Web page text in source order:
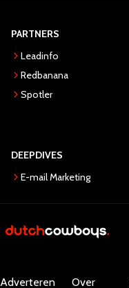
PARTNERS
Leadinfo
Redbanana
Spotler
DEEPDIVES
E-mail Marketing
Adverteren Over